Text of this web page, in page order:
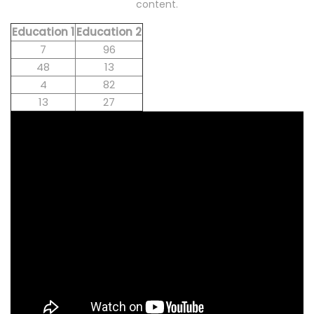
content.
Education 1Education 2
7
96
48
13
4
82
13
27